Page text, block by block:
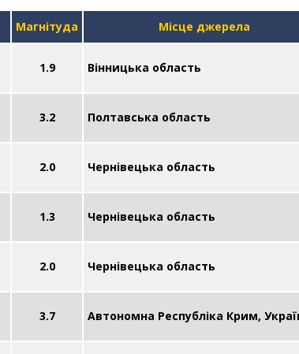
Магнітуда Місце джерела
1.9 Вінницька область
3.2 Полтавська область
2.0 Чернівецька область
1.3 Чернівецька область
2.0 Чернівецька область
3.7 Автономна Республіка Крим,